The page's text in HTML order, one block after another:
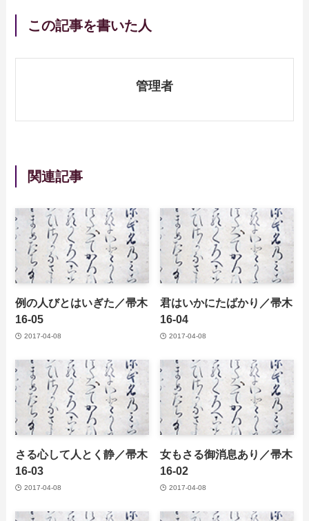
この記事を書いた人
管理者
関連記事
例の人びとはいぎた／帚木
16-05
2017-04-08
君はいかにたばかり／帚木
16-04
2017-04-08
さる心して人とく静／帚木
16-03
2017-04-08
女もさる御消息あり／帚木
16-02
2017-04-08